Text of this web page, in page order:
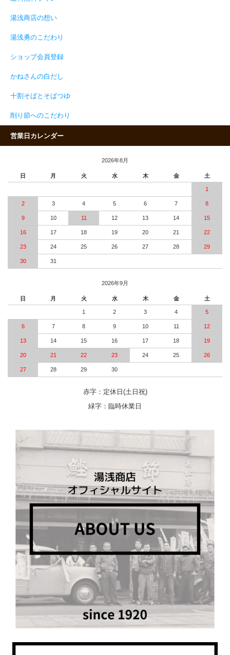
湯浅商店の想い
湯浅勇のこだわり
ショップ会員登録
かねさんの白だし
十割そばとそばつゆ
削り節へのこだわり
営業日カレンダー
2026年8月
日 月 火 水 木 金 土
1
2 3 4 5 6 7 8
9 10 11 12 13 14 15
16 17 18 19 20 21 22
23 24 25 26 27 28 29
30 31
2026年9月
日 月 火 水 木 金 土
1 2 3 4 5
6 7 8 9 10 11 12
13 14 15 16 17 18 19
20 21 22 23 24 25 26
27 28 29 30
赤字：定休日(土日祝)
緑字：臨時休業日